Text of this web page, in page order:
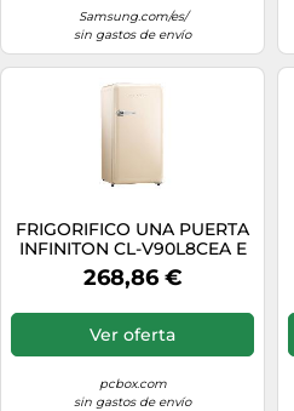
Samsung.com/es/
sin gastos de envío
FRIGORIFICO UNA PUERTA
INFINITON CL-V90L8CEA E
ALTO 87,1 CM ANCHO 44,8
CM CREMA
268,86 €
Ver oferta
pcbox.com
sin gastos de envío